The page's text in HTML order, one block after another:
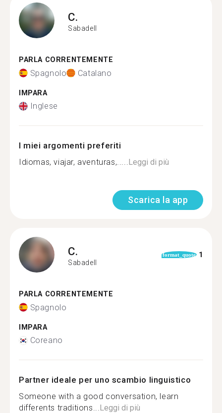
C.
Sabadell
PARLA CORRENTEMENTE
Spagnolo Catalano
IMPARA
Inglese
I miei argomenti preferiti
Idiomas, viajar, aventuras,.....Leggi di più
Scarica la app
C.
Sabadell
format_quote 1
PARLA CORRENTEMENTE
Spagnolo
IMPARA
Coreano
Partner ideale per uno scambio linguistico
Someone with a good conversation, learn
differents traditions...Leggi di più